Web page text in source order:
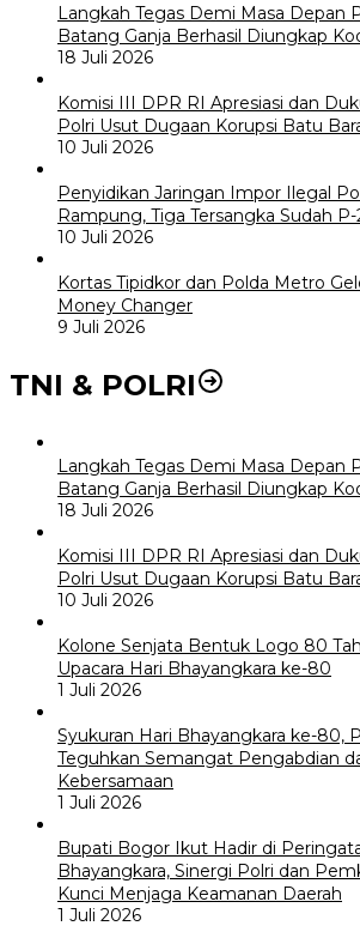
Langkah Tegas Demi Masa Depan
Batang Ganja Berhasil Diungkap
18 Juli 2026
Komisi III DPR RI Apresiasi dan
Polri Usut Dugaan Korupsi Batu
10 Juli 2026
Penyidikan Jaringan Impor Ilegal
Rampung, Tiga Tersangka Sudah
10 Juli 2026
Kortas Tipidkor dan Polda Metro
Money Changer
9 Juli 2026
TNI & POLRI
Langkah Tegas Demi Masa Depan
Batang Ganja Berhasil Diungkap
18 Juli 2026
Komisi III DPR RI Apresiasi dan
Polri Usut Dugaan Korupsi Batu
10 Juli 2026
Kolone Senjata Bentuk Logo 80
Upacara Hari Bhayangkara ke-80
1 Juli 2026
Syukuran Hari Bhayangkara ke-80,
Teguhkan Semangat Pengabdian
Kebersamaan
1 Juli 2026
Bupati Bogor Ikut Hadir di
Bhayangkara, Sinergi Polri dan
Kunci Menjaga Keamanan Daerah
1 Juli 2026